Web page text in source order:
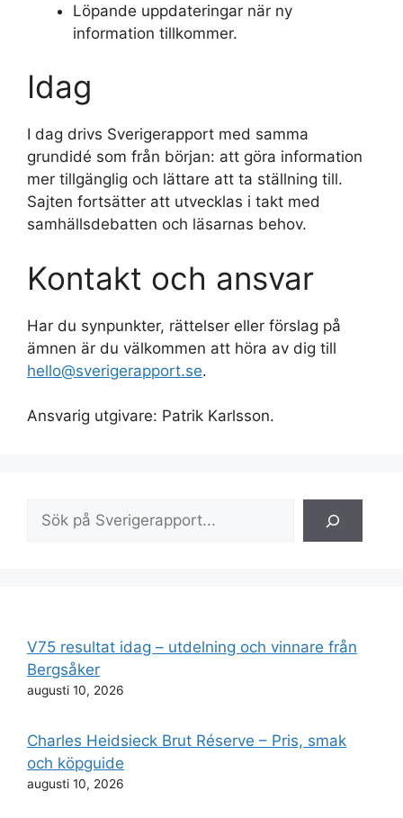
Löpande uppdateringar när ny
information tillkommer.
Idag
I dag drivs Sverigerapport med samma
grundidé som från början: att göra information
mer tillgänglig och lättare att ta ställning till.
Sajten fortsätter att utvecklas i takt med
samhällsdebatten och läsarnas behov.
Kontakt och ansvar
Har du synpunkter, rättelser eller förslag på
ämnen är du välkommen att höra av dig till
hello@sverigerapport.se.
Ansvarig utgivare: Patrik Karlsson.
Sök
V75 resultat idag – utdelning och vinnare från
Bergsåker
augusti 10, 2026
Charles Heidsieck Brut Réserve – Pris, smak
och köpguide
augusti 10, 2026